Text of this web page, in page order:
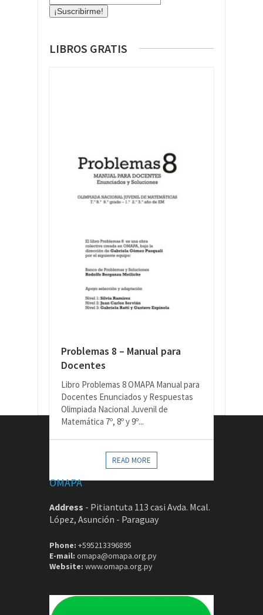
LIBROS GRATIS
Problemas 8 – Manual para
Docentes
Libro Problemas 8 OMAPA Manual para
Docentes Enunciados y Respuestas
Olimpiada Nacional Juvenil de
Matemática 7º, 8º y 9º...
READ MORE
OMAPA
Address - Pitiantuta 113 casi Avda. Mcal.
López, Asunción - Paraguay
Phone: +595213396895
E-mail: omapa@omapa.org.py
Website: www.omapa.org.py